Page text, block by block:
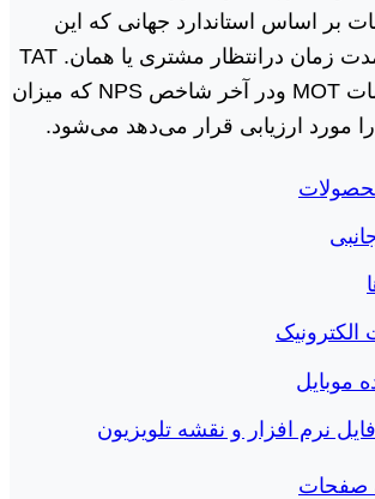
خدمات بر اساس استاندارد جهانی که این
استاندارد شامل مدت زمان درانتظار مشتری یا همان. TAT
وکیفیت ارائه خدمات MOT ودر آخر شاخص NPS که میزان
مورد ارزیابی قرار می‌دهد می‌شود.
موبایل
فایل نرم افزار و نقشه تلویزیون
صفحات